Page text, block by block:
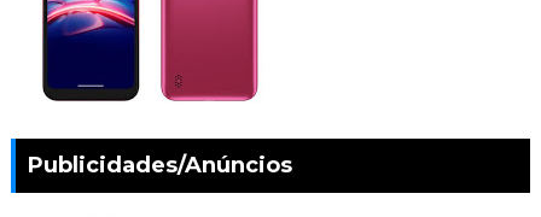
Publicidades/Anúncios